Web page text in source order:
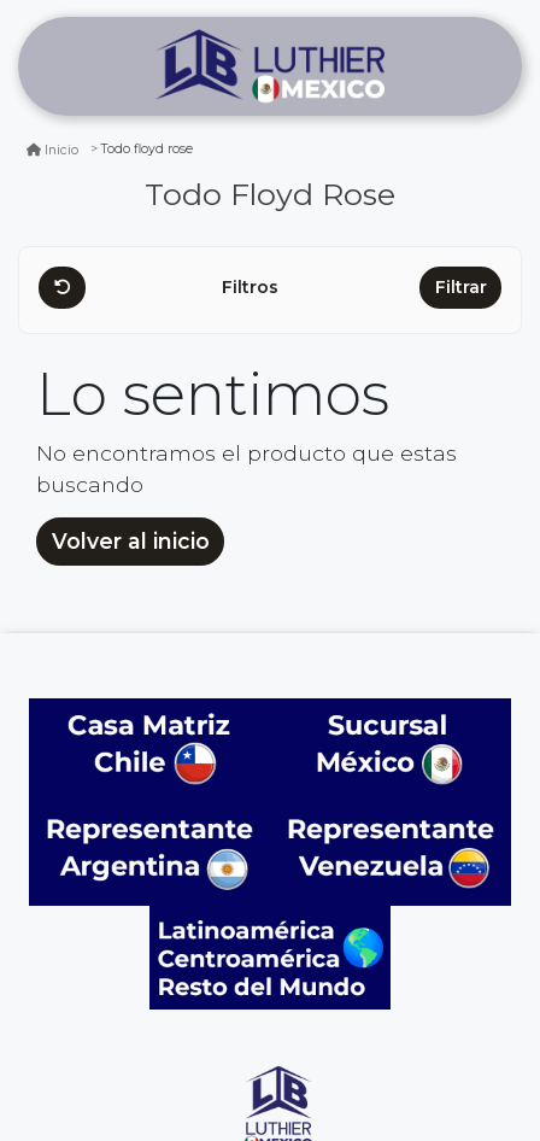
Inicio Todo floyd rose
Todo Floyd Rose
Filtros Filtrar
Lo sentimos
No encontramos el producto que estas
buscando
Volver al inicio